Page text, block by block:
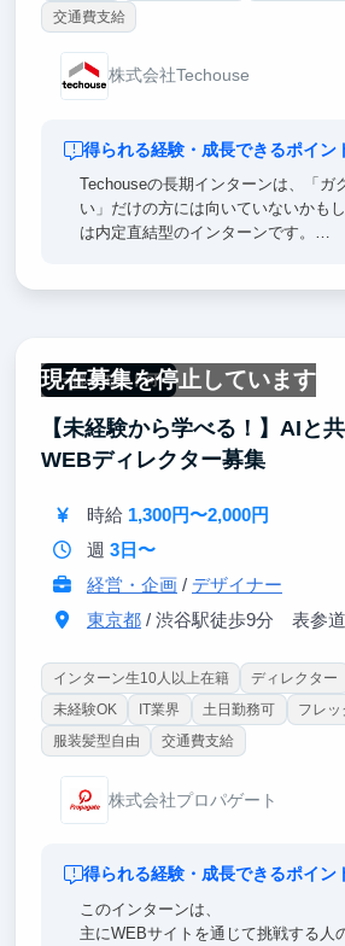
交通費支給
株式会社Techouse
得られる経験・成長できるポイン
Techouseの長期インターンは、「ガ
い」だけの方には向いていないかも
は内定直結型のインターンです。
る。それがTechouseの「普通」です。
自分で問いを立て、仮説を持ち、顧
果から学ぶ。そのサイクルを実務の
で、社会人になっても通用する地力
現在募集を停止しています
一部リモート可
【未経験から学べる！】AIと
WEBディレクター募集
時給 1,300円〜2,000円
週 3日〜
経営・企画/ デザイナー
東京都/ 渋谷駅徒歩9分 表参道
インターン生10人以上在籍 ディレクター
未経験OK
IT業界 土日勤務可
フレッ
服装髪型自由
交通費支給
株式会社プロパゲート
得られる経験・成長できるポイン
このインターンは、
主にWEBサイトを通じて挑戦する人